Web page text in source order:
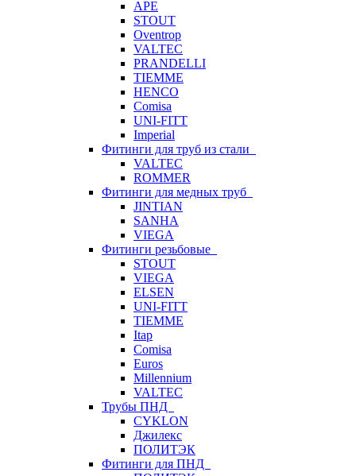
APE
STOUT
Oventrop
VALTEC
PRANDELLI
TIEMME
HENCO
Comisa
UNI-FITT
Imperial
Фитинги для труб из стали
VALTEC
ROMMER
Фитинги для медных труб
JINTIAN
SANHA
VIEGA
Фитинги резьбовые
STOUT
VIEGA
ELSEN
UNI-FITT
TIEMME
Itap
Comisa
Euros
Millennium
VALTEC
Трубы ПНД
CYKLON
Джилекс
ПОЛИТЭК
Фитинги для ПНД